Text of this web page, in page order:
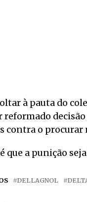
à pauta do
contra o procurar
que a punição
DELLAGNOL